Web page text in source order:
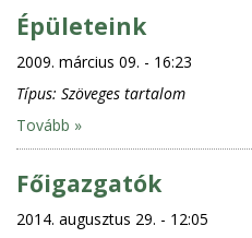
Épületeink
2009. március 09. - 16:23
Típus: Szöveges tartalom
Tovább »
Főigazgatók
2014. augusztus 29. - 12:05